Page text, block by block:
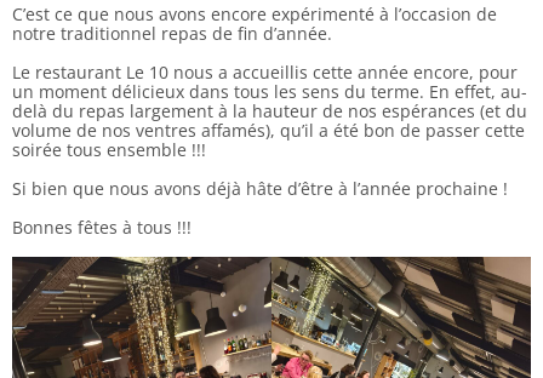
C’est ce que nous avons encore expérimenté à l’occasion de
notre traditionnel repas de fin d’année.
Le restaurant Le 10 nous a accueillis cette année encore, pour
un moment délicieux dans tous les sens du terme. En effet, au-
delà du repas largement à la hauteur de nos espérances (et du
volume de nos ventres affamés), qu’il a été bon de passer cette
soirée tous ensemble !!!
Si bien que nous avons déjà hâte d’être à l’année prochaine !
Bonnes fêtes à tous !!!